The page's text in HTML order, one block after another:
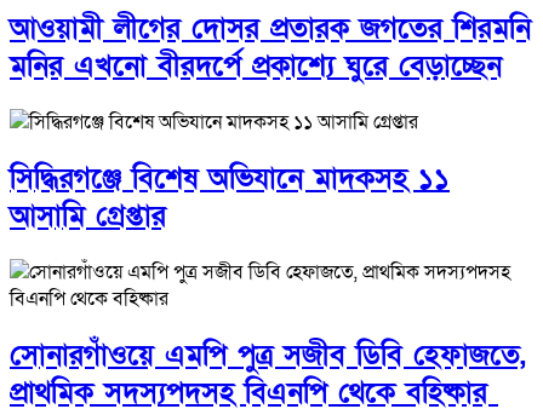
আওয়ামী লীগের দোসর প্রতারক জগতের শিরমনি
মনির এখনো বীরদর্পে প্রকাশ্যে ঘুরে বেড়াচ্ছেন
সিদ্ধিরগঞ্জে বিশেষ অভিযানে মাদকসহ ১১
আসামি গ্রেপ্তার
সোনারগাঁওয়ে এমপি পুত্র সজীব ডিবি হেফাজতে,
প্রাথমিক সদস্যপদসহ বিএনপি থেকে বহিষ্কার